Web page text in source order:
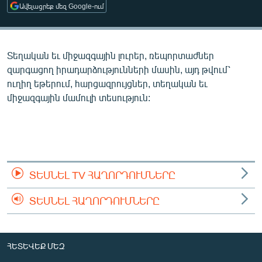
ՄԻՋԱԶԳԱՅԻՆ
ՄՇԱԿՈՒՅԹ
ՍՊՈՐՏ
ՄԵԿՆԱԲԱՆՈՒԹՅՈՒՆ
ՏՏ ԵՒ ԻՆՏԵՐՆԵՏ
ԲԱՆԱՎԵՃ
ՁԳՏԵԼՈՎ ԼԱՎԱԳՈՒՅՆԻՆ
Հայերեն
Ավելացրեք մեզ Google-ում
Տեղական եւ միջազգային լուրեր, ռեպորտաժներ
զարգացող իրադարձությունների մասին, այդ թվում՝
ուղիղ եթերում, հարցազրույցներ, տեղական եւ
միջազգային մամուլի տեսություն:
ՏԵՍՆԵԼ TV ՀԱՂՈՐԴՈՒՄՆԵՐԸ
ՏԵՍՆԵԼ ՀԱՂՈՐԴՈՒՄՆԵՐԸ
ՀԵՏԵՎԵՔ ՄԵԶ